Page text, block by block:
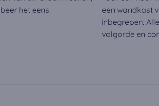
het eens.
een wandkast
inbegrepen.
volgorde en